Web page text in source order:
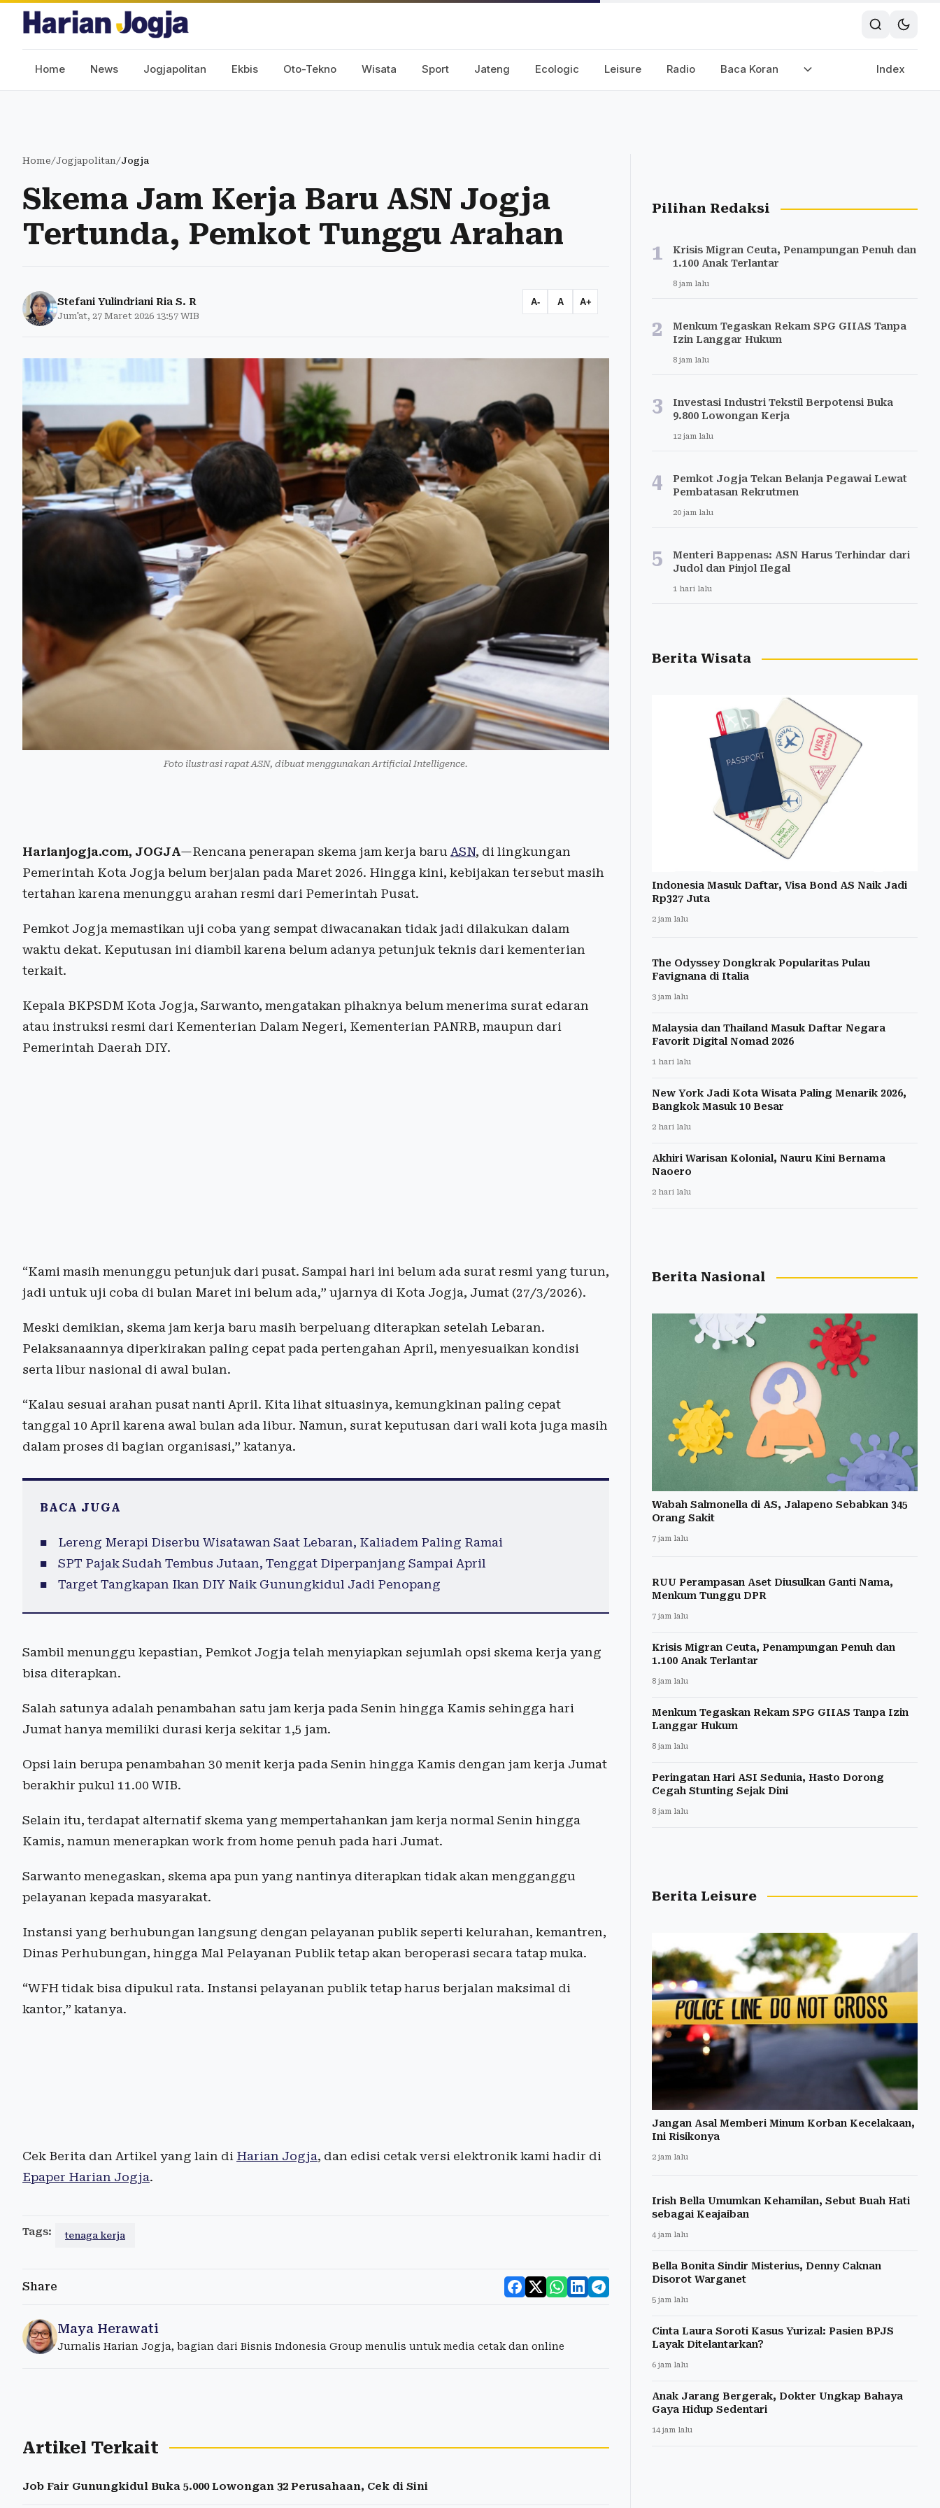
Home News Jogjapolitan Ekbis Oto-Tekno Wisata Sport Jateng Ecologic Leisure Radio Baca Koran Index
Home/Jogjapolitan/Jogja
Skema Jam Kerja Baru ASN Jogja
Tertunda, Pemkot Tunggu Arahan
Stefani Yulindriani Ria S. R
Jum'at, 27 Maret 2026 13:57 WIB
A- A A+
Foto ilustrasi rapat ASN, dibuat menggunakan Artificial Intelligence.
Harianjogja.com, JOGJA—Rencana penerapan skema jam kerja baru ASN, di lingkungan
Pemerintah Kota Jogja belum berjalan pada Maret 2026. Hingga kini, kebijakan tersebut masih
tertahan karena menunggu arahan resmi dari Pemerintah Pusat.
Pemkot Jogja memastikan uji coba yang sempat diwacanakan tidak jadi dilakukan dalam
waktu dekat. Keputusan ini diambil karena belum adanya petunjuk teknis dari kementerian
terkait.
Kepala BKPSDM Kota Jogja, Sarwanto, mengatakan pihaknya belum menerima surat edaran
atau instruksi resmi dari Kementerian Dalam Negeri, Kementerian PANRB, maupun dari
Pemerintah Daerah DIY.
“Kami masih menunggu petunjuk dari pusat. Sampai hari ini belum ada surat resmi yang turun,
jadi untuk uji coba di bulan Maret ini belum ada,” ujarnya di Kota Jogja, Jumat (27/3/2026).
Meski demikian, skema jam kerja baru masih berpeluang diterapkan setelah Lebaran.
Pelaksanaannya diperkirakan paling cepat pada pertengahan April, menyesuaikan kondisi
serta libur nasional di awal bulan.
“Kalau sesuai arahan pusat nanti April. Kita lihat situasinya, kemungkinan paling cepat
tanggal 10 April karena awal bulan ada libur. Namun, surat keputusan dari wali kota juga masih
dalam proses di bagian organisasi,” katanya.
BACA JUGA
Lereng Merapi Diserbu Wisatawan Saat Lebaran, Kaliadem Paling Ramai
SPT Pajak Sudah Tembus Jutaan, Tenggat Diperpanjang Sampai April
Target Tangkapan Ikan DIY Naik Gunungkidul Jadi Penopang
Sambil menunggu kepastian, Pemkot Jogja telah menyiapkan sejumlah opsi skema kerja yang
bisa diterapkan.
Salah satunya adalah penambahan satu jam kerja pada Senin hingga Kamis sehingga hari
Jumat hanya memiliki durasi kerja sekitar 1,5 jam.
Opsi lain berupa penambahan 30 menit kerja pada Senin hingga Kamis dengan jam kerja Jumat
berakhir pukul 11.00 WIB.
Selain itu, terdapat alternatif skema yang mempertahankan jam kerja normal Senin hingga
Kamis, namun menerapkan work from home penuh pada hari Jumat.
Sarwanto menegaskan, skema apa pun yang nantinya diterapkan tidak akan mengganggu
pelayanan kepada masyarakat.
Instansi yang berhubungan langsung dengan pelayanan publik seperti kelurahan, kemantren,
Dinas Perhubungan, hingga Mal Pelayanan Publik tetap akan beroperasi secara tatap muka.
“WFH tidak bisa dipukul rata. Instansi pelayanan publik tetap harus berjalan maksimal di
kantor,” katanya.
Cek Berita dan Artikel yang lain di Harian Jogja, dan edisi cetak versi elektronik kami hadir di
Epaper Harian Jogja.
Tags: tenaga kerja
Share
Maya Herawati
Jurnalis Harian Jogja, bagian dari Bisnis Indonesia Group menulis untuk media cetak dan online
Artikel Terkait
Job Fair Gunungkidul Buka 5.000 Lowongan 32 Perusahaan, Cek di Sini
Pilihan Redaksi
1
Krisis Migran Ceuta, Penampungan Penuh dan
1.100 Anak Terlantar
8 jam lalu
2
Menkum Tegaskan Rekam SPG GIIAS Tanpa
Izin Langgar Hukum
8 jam lalu
3
Investasi Industri Tekstil Berpotensi Buka
9.800 Lowongan Kerja
12 jam lalu
4
Pemkot Jogja Tekan Belanja Pegawai Lewat
Pembatasan Rekrutmen
20 jam lalu
5
Menteri Bappenas: ASN Harus Terhindar dari
Judol dan Pinjol Ilegal
1 hari lalu
Berita Wisata
Indonesia Masuk Daftar, Visa Bond AS Naik Jadi
Rp327 Juta
2 jam lalu
The Odyssey Dongkrak Popularitas Pulau
Favignana di Italia
3 jam lalu
Malaysia dan Thailand Masuk Daftar Negara
Favorit Digital Nomad 2026
1 hari lalu
New York Jadi Kota Wisata Paling Menarik 2026,
Bangkok Masuk 10 Besar
2 hari lalu
Akhiri Warisan Kolonial, Nauru Kini Bernama
Naoero
2 hari lalu
Berita Nasional
Wabah Salmonella di AS, Jalapeno Sebabkan 345
Orang Sakit
7 jam lalu
RUU Perampasan Aset Diusulkan Ganti Nama,
Menkum Tunggu DPR
7 jam lalu
Krisis Migran Ceuta, Penampungan Penuh dan
1.100 Anak Terlantar
8 jam lalu
Menkum Tegaskan Rekam SPG GIIAS Tanpa Izin
Langgar Hukum
8 jam lalu
Peringatan Hari ASI Sedunia, Hasto Dorong
Cegah Stunting Sejak Dini
8 jam lalu
Berita Leisure
Jangan Asal Memberi Minum Korban Kecelakaan,
Ini Risikonya
2 jam lalu
Irish Bella Umumkan Kehamilan, Sebut Buah Hati
sebagai Keajaiban
4 jam lalu
Bella Bonita Sindir Misterius, Denny Caknan
Disorot Warganet
5 jam lalu
Cinta Laura Soroti Kasus Yurizal: Pasien BPJS
Layak Ditelantarkan?
6 jam lalu
Anak Jarang Bergerak, Dokter Ungkap Bahaya
Gaya Hidup Sedentari
14 jam lalu